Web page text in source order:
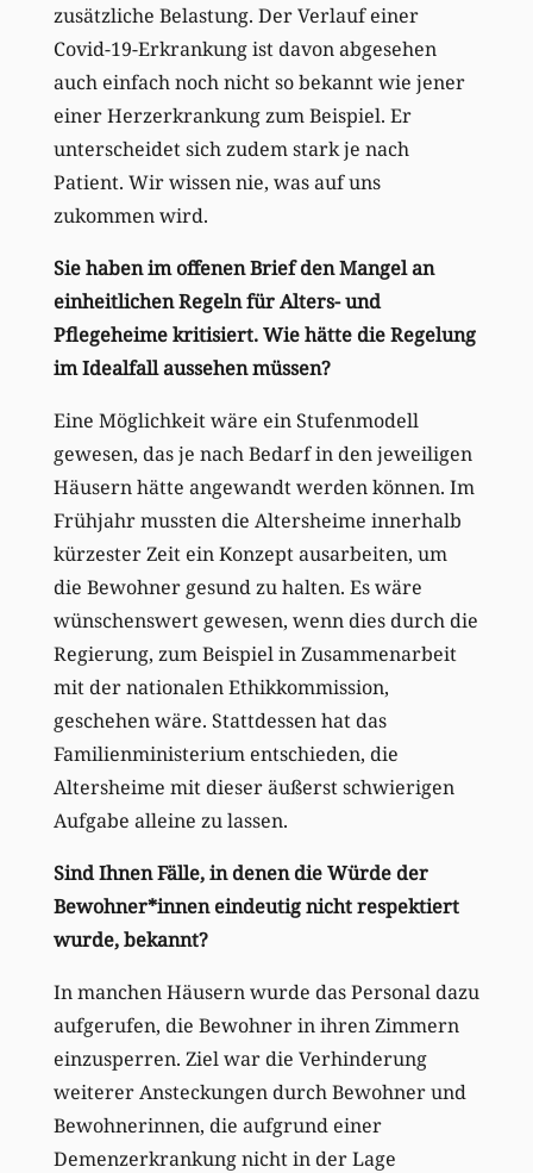
zusätzliche Belastung. Der Verlauf einer
Covid-19-Erkrankung ist davon abgesehen
auch einfach noch nicht so bekannt wie jener
einer Herzerkrankung zum Beispiel. Er
unterscheidet sich zudem stark je nach
Patient. Wir wissen nie, was auf uns
zukommen wird.
Sie haben im offenen Brief den Mangel an
einheitlichen Regeln für Alters- und
Pflegeheime kritisiert. Wie hätte die Regelung
im Idealfall aussehen müssen?
Eine Möglichkeit wäre ein Stufenmodell
gewesen, das je nach Bedarf in den jeweiligen
Häusern hätte angewandt werden können. Im
Frühjahr mussten die Altersheime innerhalb
kürzester Zeit ein Konzept ausarbeiten, um
die Bewohner gesund zu halten. Es wäre
wünschenswert gewesen, wenn dies durch die
Regierung, zum Beispiel in Zusammenarbeit
mit der nationalen Ethikkommission,
geschehen wäre. Stattdessen hat das
Familienministerium entschieden, die
Altersheime mit dieser äußerst schwierigen
Aufgabe alleine zu lassen.
Sind Ihnen Fälle, in denen die Würde der
Bewohner*innen eindeutig nicht respektiert
wurde, bekannt?
In manchen Häusern wurde das Personal dazu
aufgerufen, die Bewohner in ihren Zimmern
einzusperren. Ziel war die Verhinderung
weiterer Ansteckungen durch Bewohner und
Bewohnerinnen, die aufgrund einer
Demenzerkrankung nicht in der Lage